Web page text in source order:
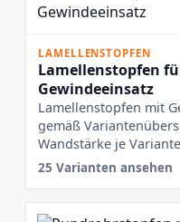
LAMELLENSTOPFEN
Lamellenstopfen
Gewindeeinsatz
Lamellenstopfen mit
gemäß
Wandstärke je
25 Varianten ansehen